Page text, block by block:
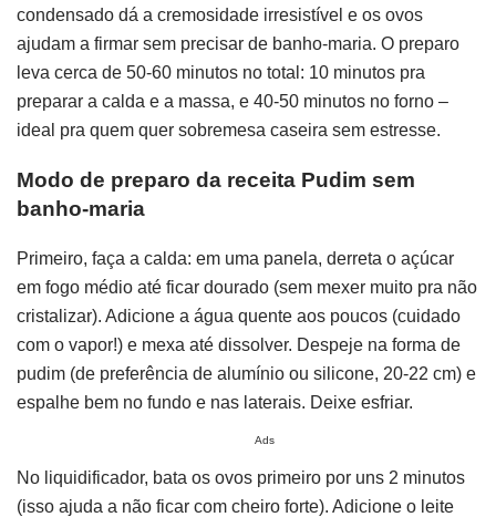
condensado dá a cremosidade irresistível e os ovos
ajudam a firmar sem precisar de banho-maria. O preparo
leva cerca de 50-60 minutos no total: 10 minutos pra
preparar a calda e a massa, e 40-50 minutos no forno –
ideal pra quem quer sobremesa caseira sem estresse.
Modo de preparo da receita Pudim sem
banho-maria
Primeiro, faça a calda: em uma panela, derreta o açúcar
em fogo médio até ficar dourado (sem mexer muito pra não
cristalizar). Adicione a água quente aos poucos (cuidado
com o vapor!) e mexa até dissolver. Despeje na forma de
pudim (de preferência de alumínio ou silicone, 20-22 cm) e
espalhe bem no fundo e nas laterais. Deixe esfriar.
Ads
No liquidificador, bata os ovos primeiro por uns 2 minutos
(isso ajuda a não ficar com cheiro forte). Adicione o leite